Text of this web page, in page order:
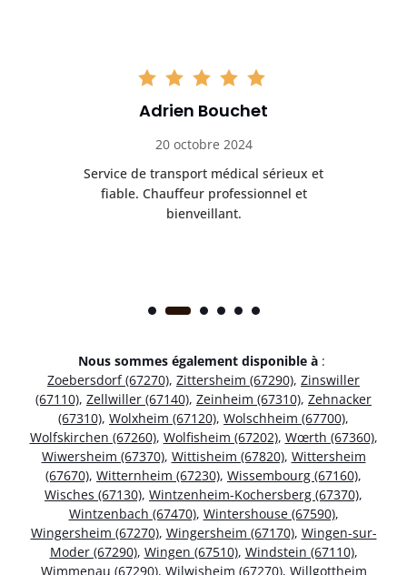
Adrien Bouchet
20 octobre 2024
Service de transport médical sérieux et
fiable. Chauffeur professionnel et
bienveillant.
Nous sommes également disponible à :
Zoebersdorf (67270), Zittersheim (67290), Zinswiller
(67110), Zellwiller (67140), Zeinheim (67310), Zehnacker
(67310), Wolxheim (67120), Wolschheim (67700),
Wolfskirchen (67260), Wolfisheim (67202), Wœrth (67360),
Wiwersheim (67370), Wittisheim (67820), Wittersheim
(67670), Witternheim (67230), Wissembourg (67160),
Wisches (67130), Wintzenheim-Kochersberg (67370),
Wintzenbach (67470), Wintershouse (67590),
Wingersheim (67270), Wingersheim (67170), Wingen-sur-
Moder (67290), Wingen (67510), Windstein (67110),
Wimmenau (67290), Wilwisheim (67270), Willgottheim